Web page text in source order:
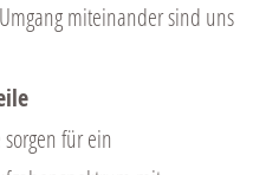
miteinander sind uns
für ein